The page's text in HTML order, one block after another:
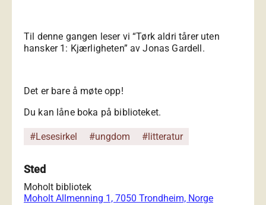
Til denne gangen leser vi “Tørk aldri tårer uten
hansker 1: Kjærligheten” av Jonas Gardell.
Det er bare å møte opp!
Du kan låne boka på biblioteket.
#Lesesirkel #ungdom #litteratur
Sted
Moholt bibliotek
Moholt Allmenning 1, 7050 Trondheim, Norge